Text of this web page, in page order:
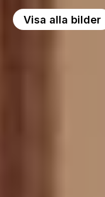
Visa alla bilder